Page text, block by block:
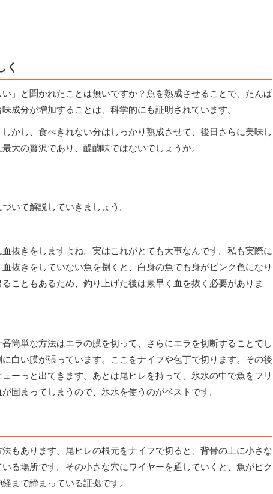
く
」と聞かれたことは無いですか？魚を熟成させることで、たんぱ
成分が増加することは、科学的にも証明されています。
かし、食べきれない分はしっかり熟成させて、後日さらに美味し
大の贅沢であり、醍醐味ではないでしょうか。
いて解説していきましょう。
抜きをしますよね。実はこれがとても大事なんです。私も実際に
抜きをしていない魚を捌くと、白身の魚でも身がピンク色になり
こともあるため、釣り上げた後は素早く血を抜く必要がありま
簡単な方法はエラの膜を切って、さらにエラを切断することでし
白い膜が張っています。ここをナイフや包丁で切ります。その後
ーっと出てきます。あとは尾ヒレを持って、氷水の中で魚をフリ
固まってしまうので、氷水を使うのがベストです。
もあります。尾ヒレの根元をナイフで切ると、背骨の上に小さな
る場所です。その小さな穴にワイヤーを通していくと、魚がピク
まで締まっている証拠です。